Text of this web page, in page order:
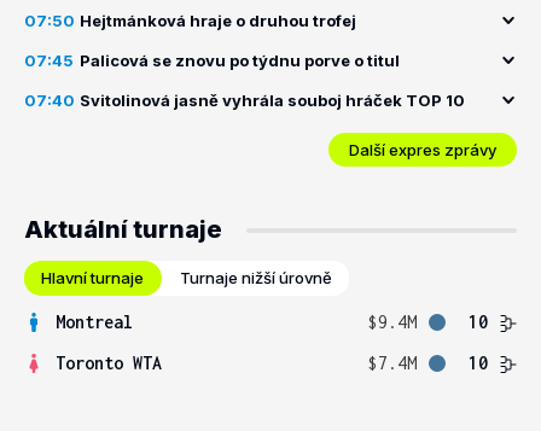
07:50 Hejtmánková hraje o druhou trofej
07:45 Palicová se znovu po týdnu porve o titul
07:40 Svitolinová jasně vyhrála souboj hráček TOP 10
Další expres zprávy
Aktuální turnaje
Hlavní turnaje Turnaje nižší úrovně
Montreal $9.4M
10
Toronto WTA
$7.4M 10